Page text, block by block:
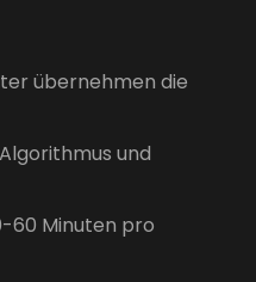
übernehmen die
und
60 Minuten pro